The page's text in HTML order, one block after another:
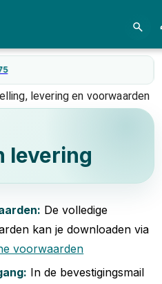
levering en voorwaarden
levering
De volledige
kan je downloaden via
voorwaarden
In de bevestigingsmail